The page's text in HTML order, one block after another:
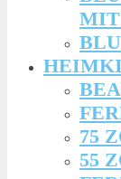
75
55